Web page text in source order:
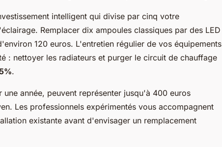
intelligent qui divise par cinq votre
Remplacer dix ampoules classiques par des LED
120 euros. L'entretien régulier de vos équipements
: nettoyer les radiateurs et purger le circuit de chauffage
.
une année, peuvent représenter jusqu'à 400 euros
Les professionnels expérimentés vous accompagnent
existante avant d'envisager un remplacement